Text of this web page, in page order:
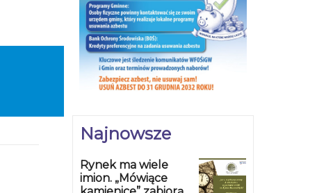
Najnowsze
Rynek ma wiele
imion. „Mówiące